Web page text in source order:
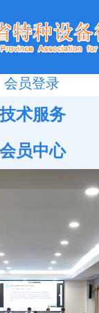
会员登录
术服务
会员中心